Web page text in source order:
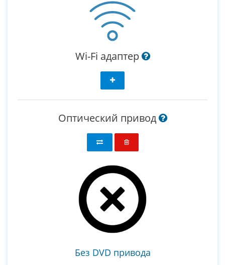
Wi-Fi адаптер
Оптический привод
Без DVD привода